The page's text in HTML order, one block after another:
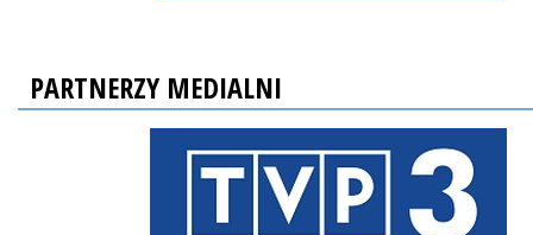
PARTNERZY MEDIALNI